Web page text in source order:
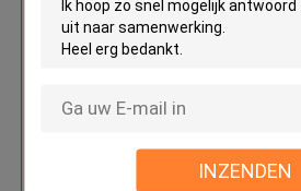
INZENDEN
tweekanaals
digitale
Doorgaan